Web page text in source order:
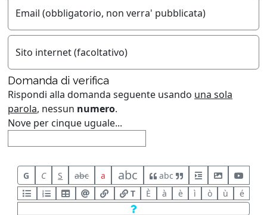
Email (obbligatorio, non verra' pubblicata)
Sito internet (facoltativo)
Domanda di verifica
Rispondi alla domanda seguente usando una sola
parola, nessun numero.
Nove per cinque uguale...
G C S abc a abc
abc
T
È à è ì ò ù é